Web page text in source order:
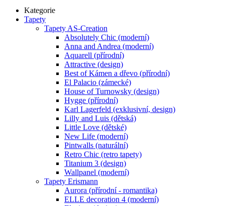
Kategorie
Tapety
Tapety AS-Creation
Absolutely Chic (moderní)
Anna and Andrea (moderní)
Aquarell (přírodní)
Attractive (design)
Best of Kámen a dřevo (přírodní)
El Palacio (zámecké)
House of Turnowsky (design)
Hygge (přírodní)
Karl Lagerfeld (exklusivní, design)
Lilly and Luis (dětská)
Little Love (dětské)
New Life (moderní)
Pintwalls (naturální)
Retro Chic (retro tapety)
Titanium 3 (design)
Wallpanel (moderní)
Tapety Erismann
Aurora (přírodní - romantika)
ELLE decoration 4 (moderní)